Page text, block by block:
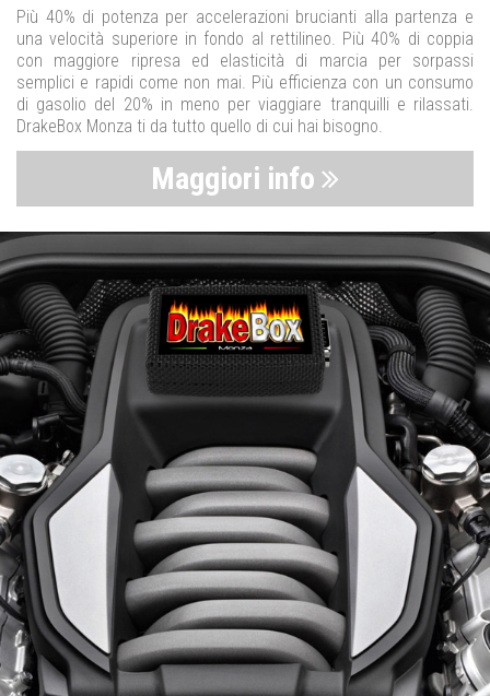
Più 40% di potenza per accelerazioni brucianti alla partenza e
una velocità superiore in fondo al rettilineo. Più 40% di coppia
con maggiore ripresa ed elasticità di marcia per sorpassi
semplici e rapidi come non mai. Più efficienza con un consumo
di gasolio del 20% in meno per viaggiare tranquilli e rilassati.
DrakeBox Monza ti da tutto quello di cui hai bisogno.
Maggiori info